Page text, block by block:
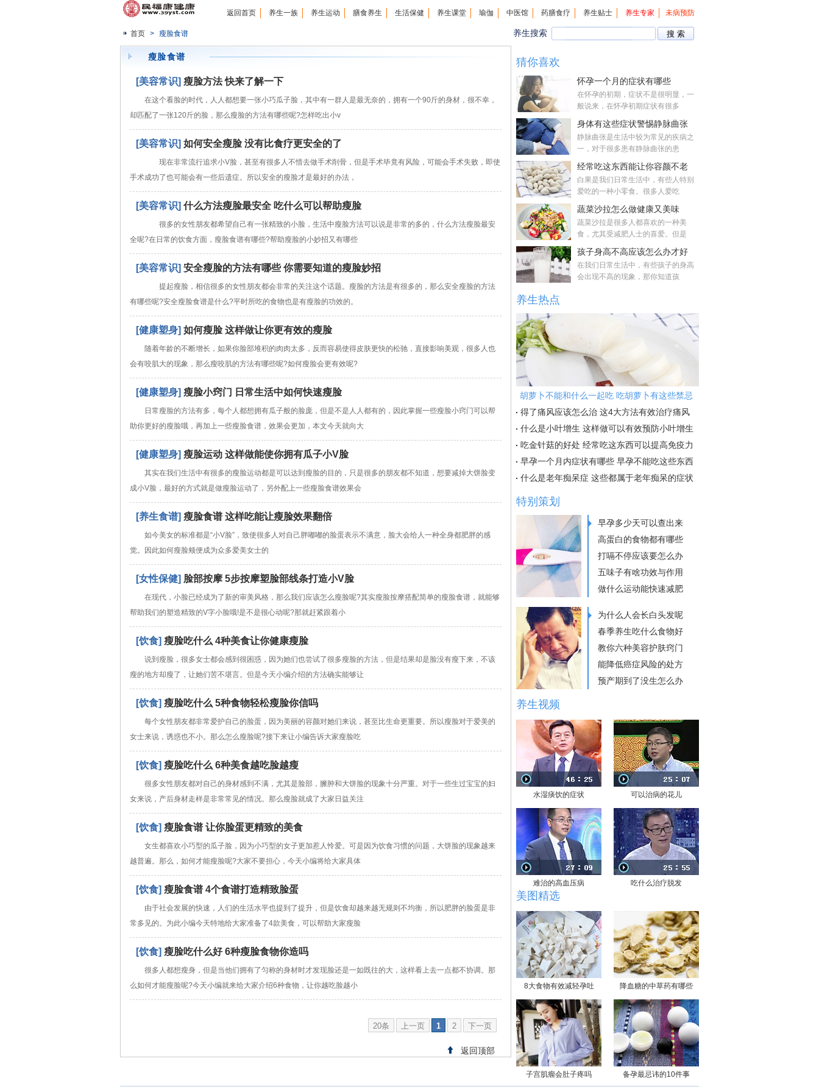
返回首页 养生一族 养生运动 膳食养生 生活保健 养生课堂 瑜伽 中医馆 药膳食疗 养生贴士 养生专家 未病预防
养生搜索
首页 > 瘦脸食谱
瘦脸食谱
[美容常识] 瘦脸方法 快来了解一下
在这个看脸的时代，人人都想要一张小巧瓜子脸，其中有一群人是最无奈的，拥有一个90斤的身材，很不幸，
却匹配了一张120斤的脸，那么瘦脸的方法有哪些呢?怎样吃出小v
[美容常识] 如何安全瘦脸 没有比食疗更安全的了
现在非常流行追求小V脸，甚至有很多人不惜去做手术削骨，但是手术毕竟有风险，可能会手术失败，即使
手术成功了也可能会有一些后遗症。所以安全的瘦脸才是最好的办法，
[美容常识] 什么方法瘦脸最安全 吃什么可以帮助瘦脸
很多的女性朋友都希望自己有一张精致的小脸，生活中瘦脸方法可以说是非常的多的，什么方法瘦脸最安
全呢?在日常的饮食方面，瘦脸食谱有哪些?帮助瘦脸的小妙招又有哪些
[美容常识] 安全瘦脸的方法有哪些 你需要知道的瘦脸妙招
提起瘦脸，相信很多的女性朋友都会非常的关注这个话题。瘦脸的方法是有很多的，那么安全瘦脸的方法
有哪些呢?安全瘦脸食谱是什么?平时所吃的食物也是有瘦脸的功效的。
[健康塑身] 如何瘦脸 这样做让你更有效的瘦脸
随着年龄的不断增长，如果你脸部堆积的肉肉太多，反而容易使得皮肤更快的松驰，直接影响美观，很多人也
会有咬肌大的现象，那么瘦咬肌的方法有哪些呢?如何瘦脸会更有效呢?
[健康塑身] 瘦脸小窍门 日常生活中如何快速瘦脸
日常瘦脸的方法有多，每个人都想拥有瓜子般的脸庞，但是不是人人都有的，因此掌握一些瘦脸小窍门可以帮
助你更好的瘦脸哦，再加上一些瘦脸食谱，效果会更加，本文今天就向大
[健康塑身] 瘦脸运动 这样做能使你拥有瓜子小V脸
其实在我们生活中有很多的瘦脸运动都是可以达到瘦脸的目的，只是很多的朋友都不知道，想要减掉大饼脸变
成小V脸，最好的方式就是做瘦脸运动了，另外配上一些瘦脸食谱效果会
[养生食谱] 瘦脸食谱 这样吃能让瘦脸效果翻倍
如今美女的标准都是“小V脸”，致使很多人对自己胖嘟嘟的脸蛋表示不满意，脸大会给人一种全身都肥胖的感
觉。因此如何瘦脸颊便成为众多爱美女士的
[女性保健] 脸部按摩 5步按摩塑脸部线条打造小V脸
在现代，小脸已经成为了新的审美风格，那么我们应该怎么瘦脸呢?其实瘦脸按摩搭配简单的瘦脸食谱，就能够
帮助我们的塑造精致的V字小脸哦!是不是很心动呢?那就赶紧跟着小
[饮食] 瘦脸吃什么 4种美食让你健康瘦脸
说到瘦脸，很多女士都会感到很困惑，因为她们也尝试了很多瘦脸的方法，但是结果却是脸没有瘦下来，不该
瘦的地方却瘦了，让她们苦不堪言。但是今天小编介绍的方法确实能够让
[饮食] 瘦脸吃什么 5种食物轻松瘦脸你信吗
每个女性朋友都非常爱护自己的脸蛋，因为美丽的容颜对她们来说，甚至比生命更重要。所以瘦脸对于爱美的
女士来说，诱惑也不小。那么怎么瘦脸呢?接下来让小编告诉大家瘦脸吃
[饮食] 瘦脸吃什么 6种美食越吃脸越瘦
很多女性朋友都对自己的身材感到不满，尤其是脸部，臃肿和大饼脸的现象十分严重。对于一些生过宝宝的妇
女来说，产后身材走样是非常常见的情况。那么瘦脸就成了大家日益关注
[饮食] 瘦脸食谱 让你脸蛋更精致的美食
女生都喜欢小巧型的瓜子脸，因为小巧型的女子更加惹人怜爱。可是因为饮食习惯的问题，大饼脸的现象越来
越普遍。那么，如何才能瘦脸呢?大家不要担心，今天小编将给大家具体
[饮食] 瘦脸食谱 4个食谱打造精致脸蛋
由于社会发展的快速，人们的生活水平也提到了提升，但是饮食却越来越无规则不均衡，所以肥胖的脸蛋是非
常多见的。为此小编今天特地给大家准备了4款美食，可以帮助大家瘦脸
[饮食] 瘦脸吃什么好 6种瘦脸食物你造吗
很多人都想瘦身，但是当他们拥有了匀称的身材时才发现脸还是一如既往的大，这样看上去一点都不协调。那
么如何才能瘦脸呢?今天小编就来给大家介绍6种食物，让你越吃脸越小
20条 上一页 1 2 下一页
返回顶部
猜你喜欢
怀孕一个月的症状有哪些
在怀孕的初期，症状不是很明显，一
般说来，在怀孕初期症状有很多
身体有这些症状警惕静脉曲张
静脉曲张是生活中较为常见的疾病之
一，对于很多患有静脉曲张的患
经常吃这东西能让你容颜不老
白果是我们日常生活中，有些人特别
爱吃的一种小零食。很多人爱吃
蔬菜沙拉怎么做健康又美味
蔬菜沙拉是很多人都喜欢的一种美
食，尤其受减肥人士的喜爱。但是
孩子身高不高应该怎么办才好
在我们日常生活中，有些孩子的身高
会出现不高的现象，那你知道孩
养生热点
胡萝卜不能和什么一起吃 吃胡萝卜有这些禁忌
得了痛风应该怎么治 这4大方法有效治疗痛风
什么是小叶增生 这样做可以有效预防小叶增生
吃金针菇的好处 经常吃这东西可以提高免疫力
早孕一个月内症状有哪些 早孕不能吃这些东西
什么是老年痴呆症 这些都属于老年痴呆的症状
特别策划
早孕多少天可以查出来
高蛋白的食物都有哪些
打嗝不停应该要怎么办
五味子有啥功效与作用
做什么运动能快速减肥
为什么人会长白头发呢
春季养生吃什么食物好
教你六种美容护肤窍门
能降低癌症风险的处方
预产期到了没生怎么办
养生视频
水湿痰饮的症状 可以治病的花儿
难治的高血压病 吃什么治疗脱发
美图精选
8大食物有效减轻孕吐 降血糖的中草药有哪些
子宫肌瘤会肚子疼吗 备孕最忌讳的10件事